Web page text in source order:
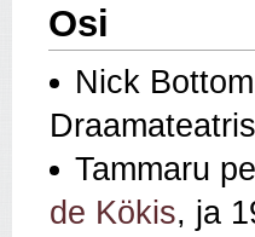
Osi
Nick
Tammaru
de Kökis, ja